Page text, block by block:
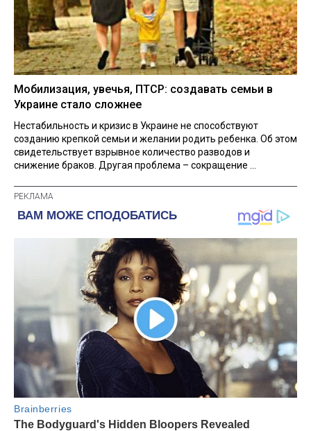
Мобилизация, увечья, ПТСР: создавать семьи в
Украине стало сложнее
Нестабильность и кризис в Украине не способствуют
созданию крепкой семьи и желании родить ребенка. Об этом
свидетельствует взрывное количество разводов и
снижение браков. Другая проблема – сокращение ...